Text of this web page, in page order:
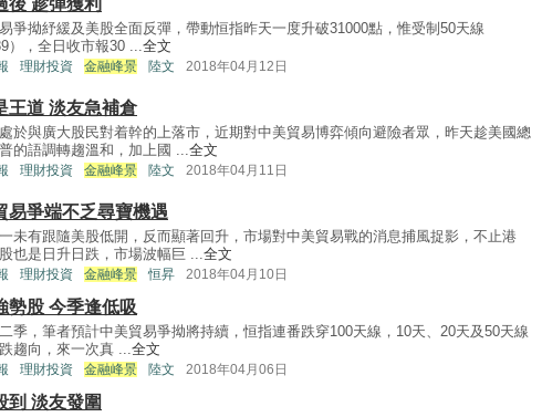
後 趁彈獲利
爭拗紓緩及美股全面反彈，帶動恒指昨天一度升破31000點，惟受制50天線
），全日收市報30 ... 全文
理財投資 金融峰景 陸文 2018年04月12日
王道 淡友急補倉
於與廣大股民對着幹的上落市，近期對中美貿易博弈傾向避險者眾，昨天趁美國總
的語調轉趨溫和，加上國 ...全文
理財投資 金融峰景 陸文 2018年04月11日
易爭端不乏尋寶機遇
未有跟隨美股低開，反而顯著回升，市場對中美貿易戰的消息捕風捉影，不止港
也是日升日跌，市場波幅巨 ...全文
理財投資 金融峰景 恒昇 2018年04月10日
勢股 今季逢低吸
季，筆者預計中美貿易爭拗將持續，恒指連番跌穿100天線，10天、20天及50天線
趨向，來一次真 ...全文
理財投資 金融峰景 陸文 2018年04月06日
到 淡友發圍